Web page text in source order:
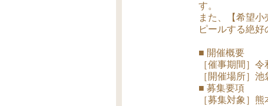
す。
また、【希望
ピールする絶好
■ 開催概要
［催事期間］
［開催場所］
■ 募集要項
［募集対象］